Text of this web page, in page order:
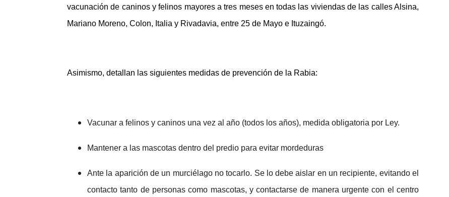
vacunación de caninos y felinos mayores a tres meses en todas las viviendas de las calles Alsina,
Mariano Moreno, Colon, Italia y Rivadavia, entre 25 de Mayo e Ituzaingó.
Asimismo, detallan las siguientes medidas de prevención de la Rabia:
Vacunar a felinos y caninos una vez al año (todos los años), medida obligatoria por Ley.
Mantener a las mascotas dentro del predio para evitar mordeduras
Ante la aparición de un murciélago no tocarlo. Se lo debe aislar en un recipiente, evitando el
contacto tanto de personas como mascotas, y contactarse de manera urgente con el centro